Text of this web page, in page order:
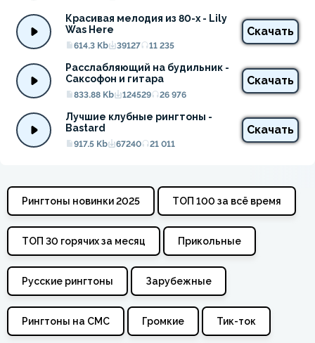
Красивая мелодия из 80-х - Lily
Was Here
614.3 Kb 39127 11 235
Скачать
Расслабляющий на будильник -
Саксофон и гитара
833.88 Kb 124529 26 976
Скачать
Лучшие клубные рингтоны -
Bastard
917.5 Kb 67240 21 011
Скачать
Рингтоны новинки 2025 ТОП 100 за всё время
ТОП 30 горячих за месяц Прикольные
Русские рингтоны Зарубежные
Рингтоны на СМС Громкие Тик-ток